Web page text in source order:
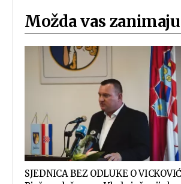
Možda vas
SJEDNICA BEZ ODLUKE O